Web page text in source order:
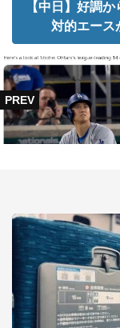
【中日】好調
対的エース